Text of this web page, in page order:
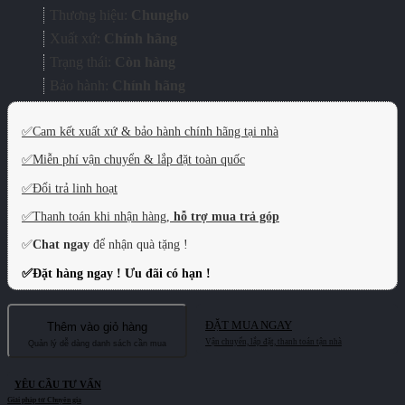
Thương hiệu:
Xuất xứ:
✅Cam kết xuất xứ & bảo hành chính hãng tại nhà
✅Miễn phí vận chuyển & lắp đặt toàn quốc
✅Đổi trả linh hoạt
✅Thanh toán khi nhận hàng, hỗ trợ mua trả góp
✅Chat ngay để nhận quà tặng !
✅Đặt hàng ngay ! Ưu đãi có hạn !
Thêm vào giỏ hàng ĐẶT MUA NGAY
YÊU CẦU TƯ VẤN